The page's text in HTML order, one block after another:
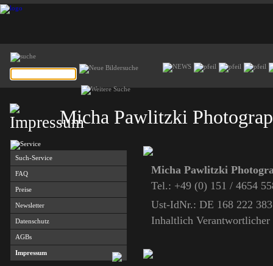
Micha Pawlitzki
Such-Service
FAQ
Preise
Newsletter
Datenschutz
AGBs
Impressum
Micha Pawlitzki
Tel.: +49 (0) 151 / 4654
Ust-IdNr.: DE 168 222 383
Inhaltlich